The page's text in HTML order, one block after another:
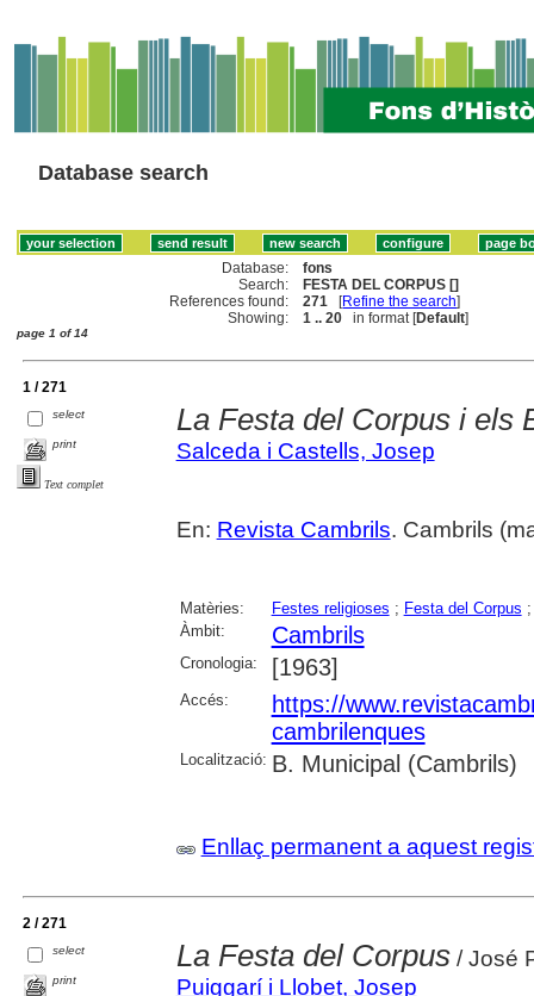
Database search
Database:
fons
Search:
FESTA DEL CORPUS []
References found:
271 [Refine the search]
Showing:
1 .. 20 in format [Default]
page 1 of 14
1 / 271
select
print
Text complet
La Festa del Corpus i els
Salceda i Castells, Josep
En: Revista Cambrils. Cambrils
Matèries: Festes religioses ; Festa del Corpus
Àmbit:
Cambrils
Cronologia: [1963]
Accés:
https://
cambrilenques
Localització: B. Municipal (Cambrils)
Enllaç permanent a aquest
2 / 271
select
print
La Festa del Corpus/ José
Puiggarí i Llobet, Josep